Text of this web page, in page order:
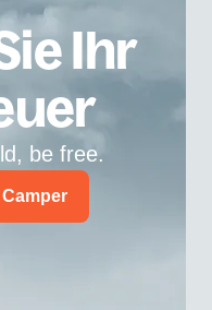
Ihr
be free.